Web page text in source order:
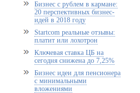
Бизнес с рублем в кармане:
20 перспективных бизнес-
идей в 2018 году
Startcom реальные отзывы:
платит или лохотрон
Ключевая ставка ЦБ на
сегодня снижена до 7,25%
Бизнес идеи для пенсионера
с минимальными
вложениями